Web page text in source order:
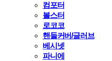
컴포터
볼스터
로코코
핸들커버/글러브
베시넷
파니에